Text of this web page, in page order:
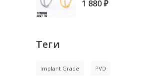
1 880 ₽
Теги
Implant Grade PVD